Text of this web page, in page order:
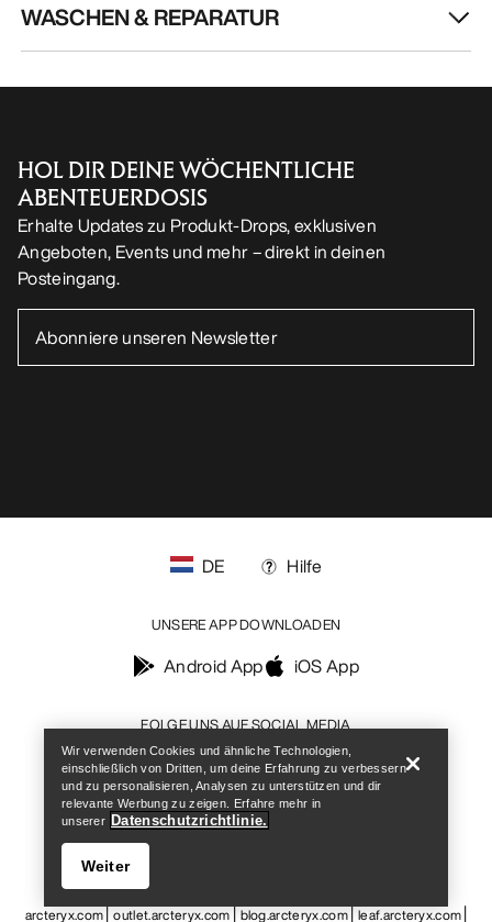
WASCHEN & REPARATUR
HOL DIR DEINE WÖCHENTLICHE
ABENTEUERDOSIS
Erhalte Updates zu Produkt-Drops, exklusiven
Angeboten, Events und mehr – direkt in deinen
Posteingang.
FOLGE UNS AUF SOCIAL MEDIA
DE Hilfe
UNSERE APP DOWNLOADEN
Android App iOS App
Cookie-Einstellungen Cookie-Richtlinien
Allgemeine Geschäftsbedingungen
Barrierefreiheit Meine personenbezogenen Daten nicht verkaufen
arcteryx.com outlet.arcteryx.com blog.arcteryx.com leaf.arcteryx.com
Wir verwenden Cookies und ähnliche Technologien,
einschließlich von Dritten, um deine Erfahrung zu verbessern
und zu personalisieren, Analysen zu unterstützen und dir
relevante Werbung zu zeigen. Erfahre mehr in
unserer Datenschutzrichtlinie.
Weiter